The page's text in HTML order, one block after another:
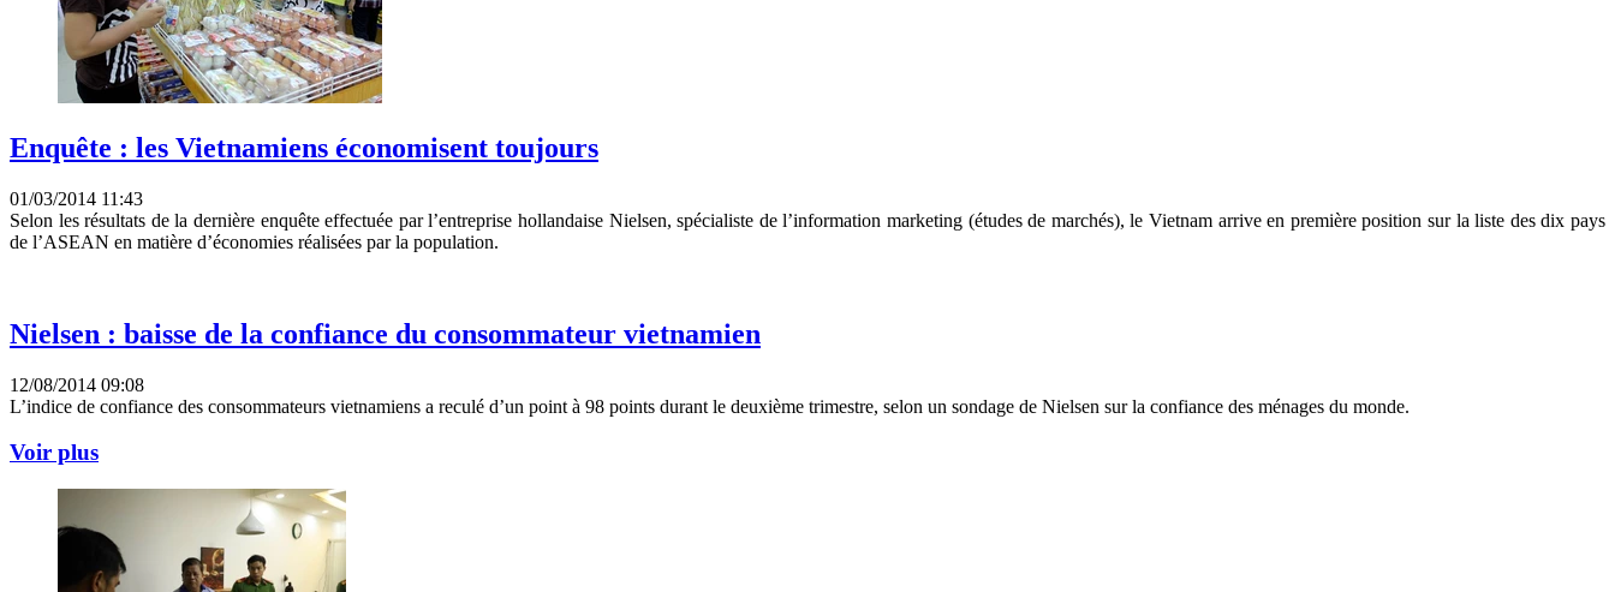
Enquête : les Vietnamiens économisent toujours
01/03/2014 11:43
Selon les résultats de la dernière enquête effectuée par l’entreprise hollandaise Nielsen, spécialiste de l’information marketing (études de marchés), le Vietnam arrive en première position sur la liste des dix pays
de l’ASEAN en matière d’économies réalisées par la population.
Nielsen : baisse de la confiance du consommateur vietnamien
12/08/2014 09:08
L’indice de confiance des consommateurs vietnamiens a reculé d’un point à 98 points durant le deuxième trimestre, selon un sondage de Nielsen sur la confiance des ménages du monde.
Voir plus